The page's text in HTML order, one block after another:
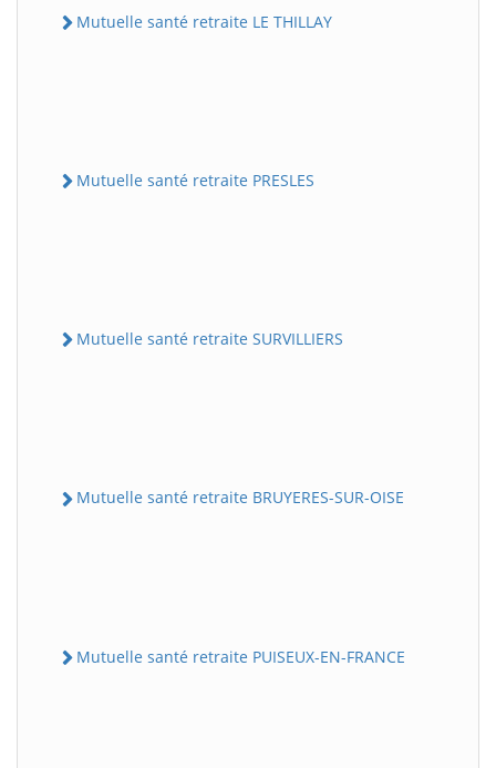
Mutuelle santé retraite LE THILLAY
Mutuelle santé retraite PRESLES
Mutuelle santé retraite SURVILLIERS
Mutuelle santé retraite BRUYERES-SUR-OISE
Mutuelle santé retraite PUISEUX-EN-FRANCE